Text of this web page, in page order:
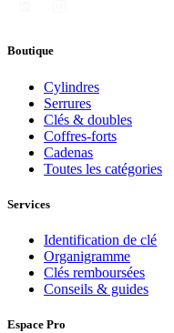
Boutique
Cylindres
Serrures
Clés & doubles
Coffres-forts
Cadenas
Toutes les catégories
Services
Identification de clé
Organigramme
Clés remboursées
Conseils & guides
Espace Pro